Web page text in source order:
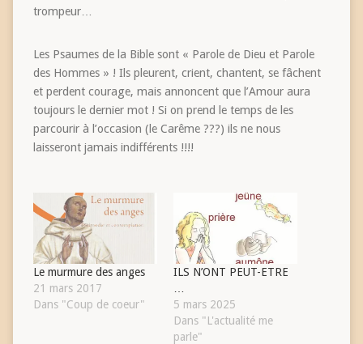
trompeur…
Les Psaumes de la Bible sont « Parole de Dieu et Parole
des Hommes » ! Ils pleurent, crient, chantent, se fâchent
et perdent courage, mais annoncent que l’Amour aura
toujours le dernier mot ! Si on prend le temps de les
parcourir à l’occasion (le Carême ???) ils ne nous
laisseront jamais indifférents !!!!
Le murmure des anges
21 mars 2017
Dans "Coup de coeur"
ILS N’ONT PEUT-ETRE
5 mars 2025
Dans "L'actualité me
parle"